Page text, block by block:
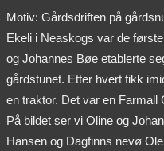
Motiv: Gårdsdriften på
Ekeli i Neaskogs var de
og Johannes Bøe etablerte
gårdstunet. Etter hvert fikk
en traktor. Det var en Farmall
På bildet ser vi Oline og
Hansen og Dagfinns nevø